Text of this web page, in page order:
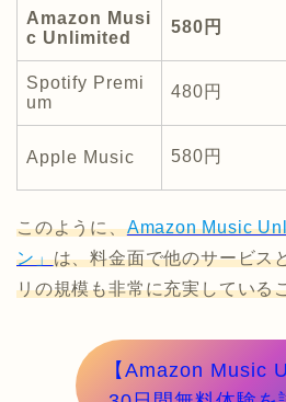
Amazon Musi
c Unlimited
580円
Spotify Premi
um
480円
Apple Music 580円
このように、Amazon Music
ン」は、料金面で他のサービス
リの規模も非常に充実している
【Amazon Music